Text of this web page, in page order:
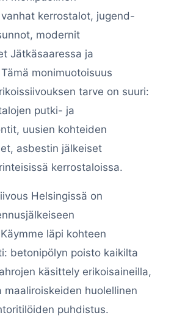
kerrostalot, jugend-
modernit
Jätkäsaaressa ja
monimuotoisuus
tarve on suuri:
putki- ja
uusien kohteiden
asbestin jälkeiset
kerrostaloissa.
Helsingissä on
läpi kohteen
betonipölyn poisto kaikilta
käsittely erikoisaineilla,
maaliroiskeiden huolellinen
puhdistus.